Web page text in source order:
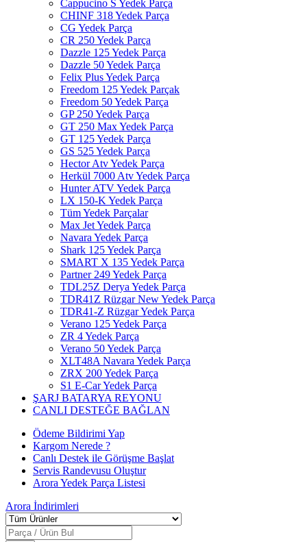
Cappucino S Yedek Parça
CHINF 318 Yedek Parça
CG Yedek Parça
CR 250 Yedek Parça
Dazzle 125 Yedek Parça
Dazzle 50 Yedek Parça
Felix Plus Yedek Parça
Freedom 125 Yedek Parçak
Freedom 50 Yedek Parça
GP 250 Yedek Parça
GT 250 Max Yedek Parça
GT 125 Yedek Parça
GS 525 Yedek Parça
Hector Atv Yedek Parça
Herkül 7000 Atv Yedek Parça
Hunter ATV Yedek Parça
LX 150-K Yedek Parça
Tüm Yedek Parçalar
Max Jet Yedek Parça
Navara Yedek Parça
Shark 125 Yedek Parça
SMART X 135 Yedek Parça
Partner 249 Yedek Parça
TDL25Z Derya Yedek Parça
TDR41Z Rüzgar New Yedek Parça
TDR41-Z Rüzgar Yedek Parça
Verano 125 Yedek Parça
ZR 4 Yedek Parça
Verano 50 Yedek Parça
XLT48A Navara Yedek Parça
ZRX 200 Yedek Parça
S1 E-Car Yedek Parça
ŞARJ BATARYA REYONU
CANLI DESTEĞE BAĞLAN
Ödeme Bildirimi Yap
Kargom Nerede ?
Canlı Destek ile Görüşme Başlat
Servis Randevusu Oluştur
Arora Yedek Parça Listesi
Arora İndirimleri